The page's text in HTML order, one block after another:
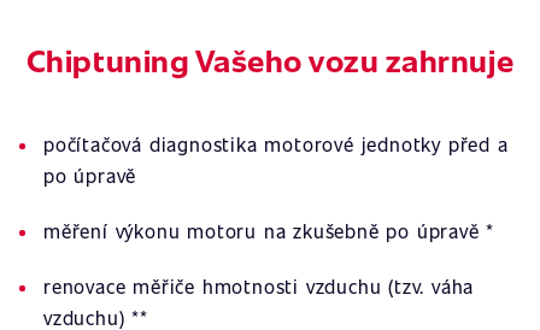
Chiptuning Vašeho vozu zahrnuje
počítačová diagnostika motorové jednotky před a
po úpravě
měření výkonu motoru na zkušebně po úpravě *
renovace měřiče hmotnosti vzduchu (tzv. váha
vzduchu) **